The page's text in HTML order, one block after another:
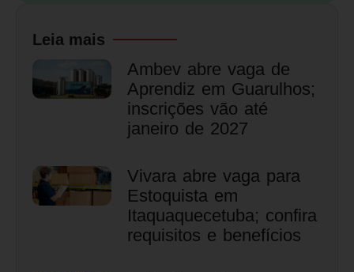
Leia mais
Ambev abre vaga de
Aprendiz em Guarulhos;
inscrições vão até
janeiro de 2027
Vivara abre vaga para
Estoquista em
Itaquaquecetuba; confira
requisitos e benefícios